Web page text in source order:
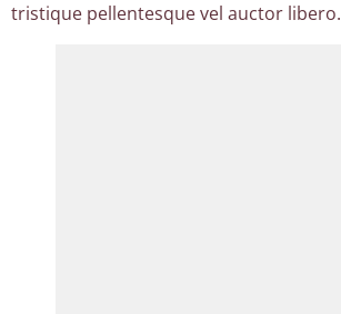
tristique pellentesque vel auctor libero.